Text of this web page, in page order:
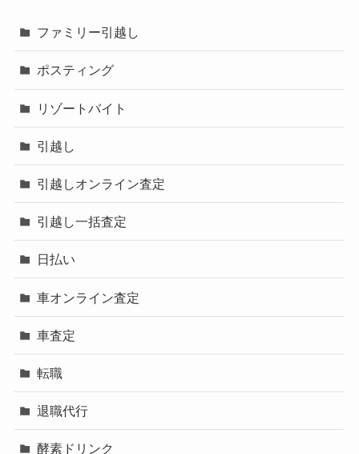
ファミリー引越し
ポスティング
リゾートバイト
引越し
引越しオンライン査定
引越し一括査定
日払い
車オンライン査定
車査定
転職
退職代行
酵素ドリンク